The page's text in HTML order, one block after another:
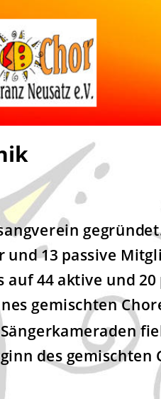
und 13 passive
44 aktive und
gemischten
des gemischten